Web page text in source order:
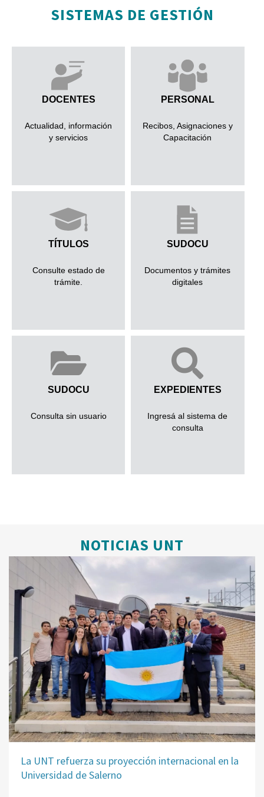
SISTEMAS DE GESTIÓN
DOCENTES
Actualidad, información
y servicios
PERSONAL
Recibos, Asignaciones y
Capacitación
TÍTULOS
Consulte estado de
trámite.
SUDOCU
Documentos y trámites
digitales
SUDOCU
Consulta sin usuario
EXPEDIENTES
Ingresá al sistema de
consulta
NOTICIAS UNT
La UNT refuerza su proyección internacional en la
Universidad de Salerno